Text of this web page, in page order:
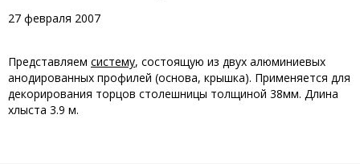
27 февраля 2007
Представляем систему, состоящую из двух алюминиевых
анодированных профилей (основа, крышка). Применяется для
декорирования торцов столешницы толщиной 38мм. Длина
хлыста 3.9 м.